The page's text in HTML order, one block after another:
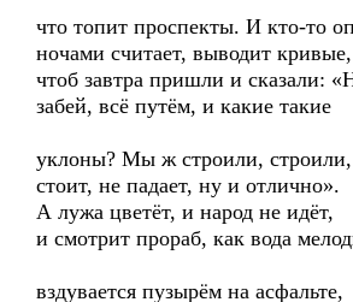
что топит проспекты. И кто-то
ночами считает, выводит кривые,
чтоб завтра пришли и сказали:
забей, всё путём, и какие такие
уклоны? Мы ж строили,
стоит, не падает, ну и отлично».
А лужа цветёт, и народ не идёт,
и смотрит прораб, как вода
вздувается пузырём на асфальте,